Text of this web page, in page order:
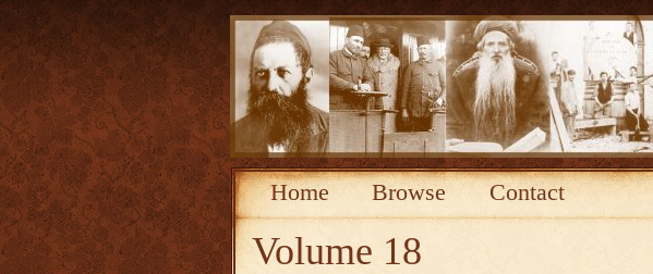
Home Browse Contact
Volume 18